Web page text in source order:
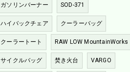
ガソリンバーナー SOD-371
ハイバックチェア クーラーバッグ
クーラートート RAW LOW MountainWorks
サイクルバッグ 焚き火台 VARGO